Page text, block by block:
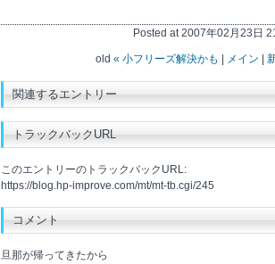
Posted at 2007年02月23日
old « 小フリーズ解決かも メイン
関連するエントリー
トラックバックURL
このエントリーのトラックバックURL:
https://blog.hp-improve.com/mt/mt-tb.cgi/245
コメント
旦那が帰ってきたから